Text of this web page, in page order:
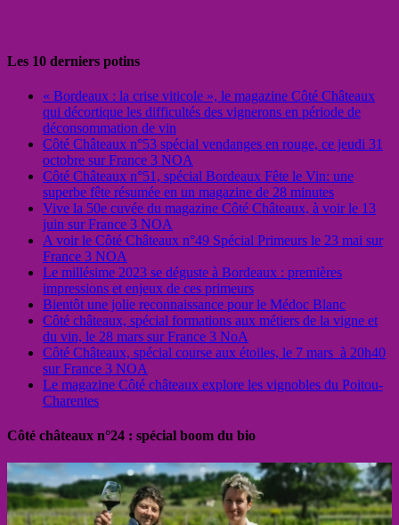
Les 10 derniers potins
« Bordeaux : la crise viticole », le magazine Côté Châteaux
qui décortique les difficultés des vignerons en période de
déconsommation de vin
Côté Châteaux n°53 spécial vendanges en rouge, ce jeudi 31
octobre sur France 3 NOA
Côté Châteaux n°51, spécial Bordeaux Fête le Vin: une
superbe fête résumée en un magazine de 28 minutes
Vive la 50e cuvée du magazine Côté Châteaux, à voir le 13
juin sur France 3 NOA
A voir le Côté Châteaux n°49 Spécial Primeurs le 23 mai sur
France 3 NOA
Le millésime 2023 se déguste à Bordeaux : premières
impressions et enjeux de ces primeurs
Bientôt une jolie reconnaissance pour le Médoc Blanc
Côté châteaux, spécial formations aux métiers de la vigne et
du vin, le 28 mars sur France 3 NoA
Côté Châteaux, spécial course aux étoiles, le 7 mars à 20h40
sur France 3 NOA
Le magazine Côté châteaux explore les vignobles du Poitou-
Charentes
Côté châteaux n°24 : spécial boom du bio